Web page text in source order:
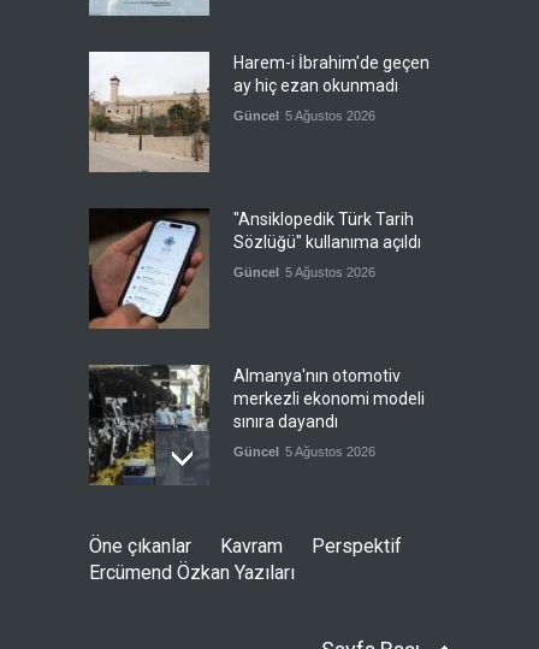
Harem-i İbrahim'de geçen
ay hiç ezan okunmadı
Güncel 5 Ağustos 2026
"Ansiklopedik Türk Tarih
Sözlüğü" kullanıma açıldı
Güncel 5 Ağustos 2026
Almanya'nın otomotiv
merkezli ekonomi modeli
sınıra dayandı
Güncel 5 Ağustos 2026
toplum harekete geçsin
Öne çıkanlar Kavram
Perspektif
Ercümend Özkan Yazıları